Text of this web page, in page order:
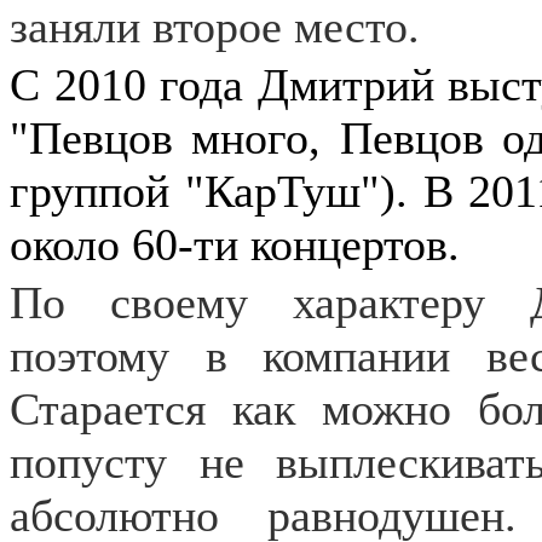
заняли второе место.
С 2010 года Дмитрий
"Певцов много, Певцов
группой "КарТуш"). В
около 60-ти концертов.
По своему характеру
поэтому в компании
Старается как можно
попусту не
абсолютно